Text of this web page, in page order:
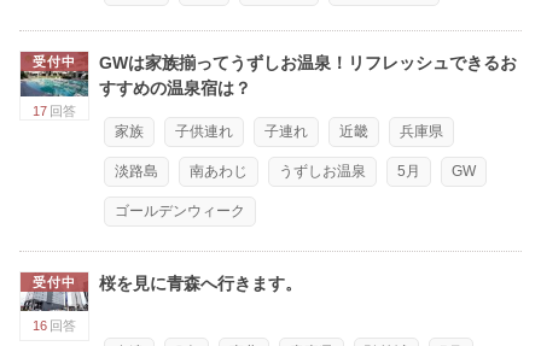
受付中
17 回答
GWは家族揃ってうずしお温泉！リフレッシュできるお
すすめの温泉宿は？
家族 子供連れ 子連れ 近畿 兵庫県
淡路島 南あわじ うずしお温泉 5月 GW
ゴールデンウィーク
受付中
16 回答
桜を見に青森へ行きます。